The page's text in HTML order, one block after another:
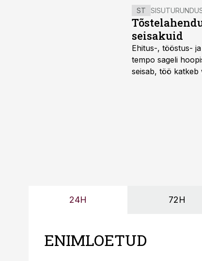
ST
seisakuid
Ehitus-, tööstus-
tempo sageli
seisab, töö katkeb
24H 72H
ENIMLOETUD